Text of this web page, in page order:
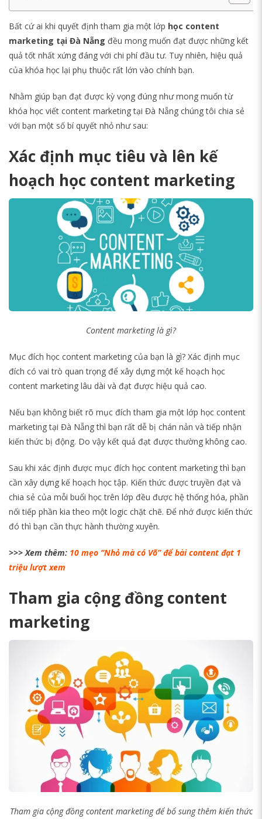
Bất cứ ai khi quyết định tham gia một lớp học content
marketing tại Đà Nẵng đều mong muốn đạt được những kết
quả tốt nhất xứng đáng với chi phí đầu tư. Tuy nhiên, hiệu quả
của khóa học lại phụ thuộc rất lớn vào chính bạn.
Nhằm giúp bạn đạt được kỳ vọng đúng như mong muốn từ
khóa học viết content marketing tại Đà Nẵng chúng tôi chia sẻ
với bạn một số bí quyết nhỏ như sau:
Xác định mục tiêu và lên kế
hoạch học content marketing
Content marketing là gì?
Mục đích học content marketing của bạn là gì? Xác định mục
đích có vai trò quan trọng để xây dựng một kế hoạch học
content marketing lâu dài và đạt được hiệu quả cao.
Nếu bạn không biết rõ mục đích tham gia một lớp học content
marketing tại Đà Nẵng thì bạn rất dễ bị chán nản và tiếp nhận
kiến thức bị động. Do vậy kết quả đạt được thường không cao.
Sau khi xác định được mục đích học content marketing thì bạn
cần xây dựng kế hoạch học tập. Kiến thức được truyền đạt và
chia sẻ của mỗi buổi học trên lớp đều được hệ thống hóa, phần
nối tiếp phần kia theo một logic chặt chẽ. Để nhớ được kiến thức
đó thì bạn cần thực hành thường xuyên.
>>> Xem thêm: 10 mẹo “Nhỏ mà có Võ” để bài content đạt 1
triệu lượt xem
Tham gia cộng đồng content
marketing
Tham gia cộng đồng content marketing để bổ sung thêm kiến thức